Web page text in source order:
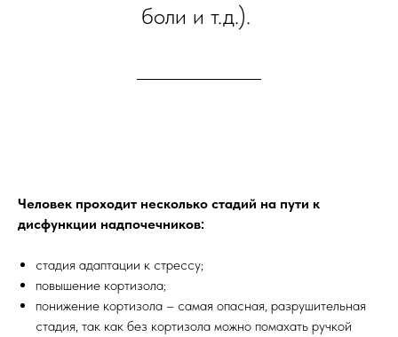
боли и т.д.).
Человек проходит несколько стадий на пути к
дисфункции надпочечников:
стадия адаптации к стрессу;
повышение кортизола;
️понижение кортизола – самая опасная, разрушительная
стадия, так как без кортизола можно помахать ручкой